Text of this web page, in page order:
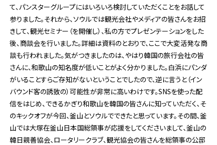
て、パンスターグループにはいろいろ検討していただくことをお話して
参りました。それから、ソウルでは観光会社やメディアの皆さんをお招
きして、観光セミナー（を開催し）、私の方でプレゼンテーションをした
後、商談会を行いました。詳細は資料のとおりで、ここで大変活発な商
談も行われました。気がつきましたのは、やはり韓国の旅行会社の皆
さんに、和歌山の知名度が低いことがよく分かりました。白浜にパンダ
がいることすらご存知がないということでしたので、逆に言うと（イン
バウンド客の誘致の）可能性が非常に高いわけです。SNSを使った配
信をはじめ、できるかぎり和歌山を韓国の皆さんに知っていただく、そ
のキックオフが今回、釜山とソウルでできたと思っています。その間、釜
山では大塚在釜山日本国総領事が応援をしてくださいまして、釜山の
韓日親善協会、ロータリークラブ、観光協会の皆さんを総領事の公邸